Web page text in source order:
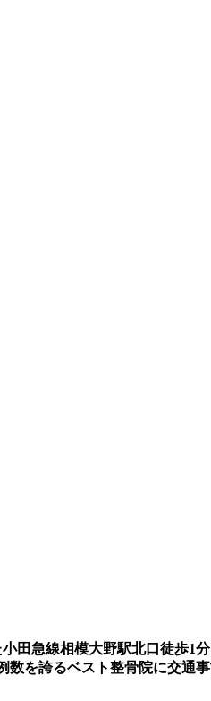
田急線相模大野駅北口徒歩
数を誇るベスト整骨院に交通